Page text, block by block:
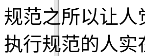
规范之所以让
执行规范的人